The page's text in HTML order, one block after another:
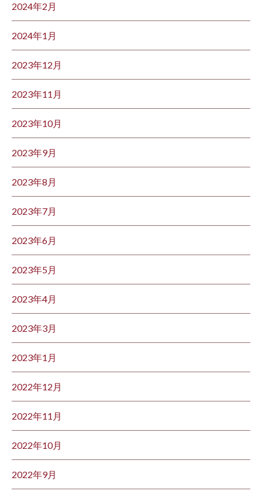
2024年2月
2024年1月
2023年12月
2023年11月
2023年10月
2023年9月
2023年8月
2023年7月
2023年6月
2023年5月
2023年4月
2023年3月
2023年1月
2022年12月
2022年11月
2022年10月
2022年9月